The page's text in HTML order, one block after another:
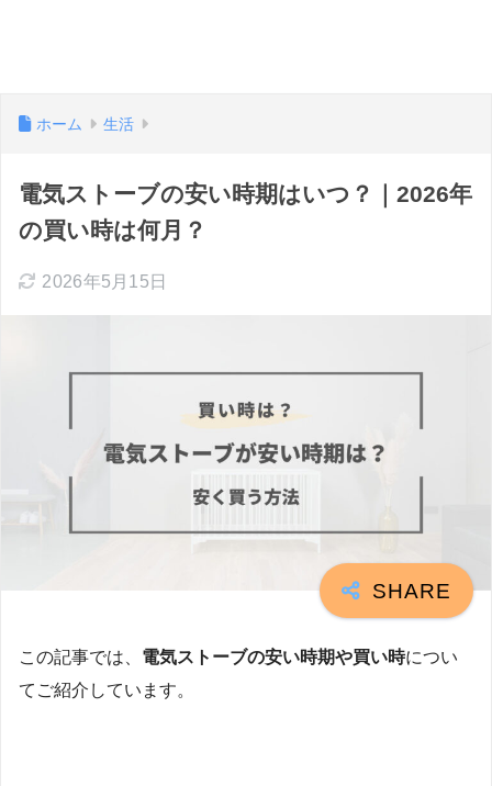
ホーム 生活
電気ストーブの安い時期はいつ？｜2026年
の買い時は何月？
2026年5月15日
この記事では、 電気ストーブの安い時期や買い時につい
てご紹介しています。